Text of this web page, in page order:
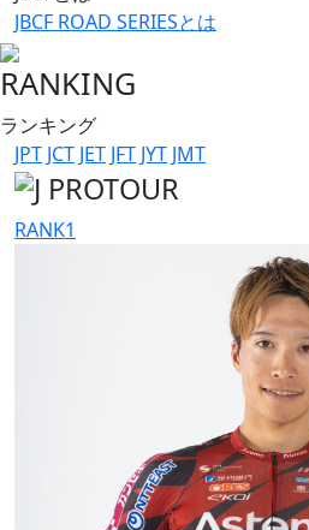
JBCF ROAD SERIESとは
RANKING
ランキング
JPT JCT JET JFT JYT JMT
RANK1